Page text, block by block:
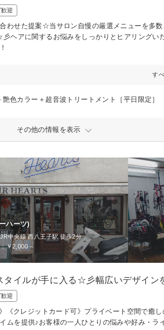
歓迎
わせた提案☆当サロン自慢の厳選メニューを多
ヘアに関するお悩みをしっかりとヒアリングい
す
色カラー＋超音波トリートメント［平日限定］
その他の情報を表示
ハーツ)
中央線 西八王子駅 徒歩2分
￥2,000～
タイルが手に入る☆彡幅広いデザイン
歓迎
《クレジットカード可》プライベート空間で癒
ムを提供♪お客様の一人ひとりの悩みや好み・ラ